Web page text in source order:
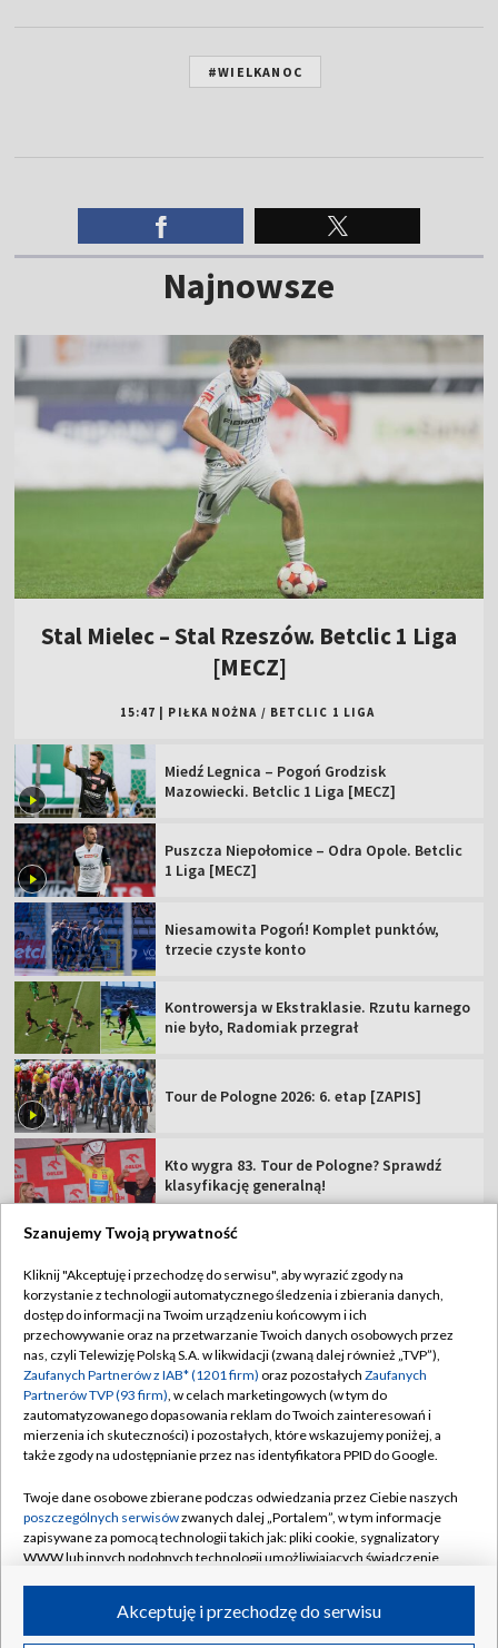
#WIELKANOC
Najnowsze
Stal Mielec – Stal Rzeszów. Betclic 1 Liga
[MECZ]
15:47 PIŁKA NOŻNA / BETCLIC 1 LIGA
Miedź Legnica – Pogoń Grodzisk
Mazowiecki. Betclic 1 Liga [MECZ]
Puszcza Niepołomice – Odra Opole. Betclic
1 Liga [MECZ]
Niesamowita Pogoń! Komplet punktów,
trzecie czyste konto
Kontrowersja w Ekstraklasie. Rzutu karnego
nie było, Radomiak przegrał
Tour de Pologne 2026: 6. etap [ZAPIS]
Kto wygra 83. Tour de Pologne? Sprawdź
klasyfikację generalną!
TVP
Abonament TVP
Sklep TVP
Biuro Reklamy
Oferta Handlowa
Emisja w TVP
Rada Programowa
Ogłoszenia przetargowe
Akademia Telewizyjna
Regulamin TVP
Polityka prywatności
Moje zgody
Biuro reklamy
Kanały
©2026 Telewizja Polska Spółka Akcyjna w likwidacji
Szanujemy Twoją prywatność
Kliknij "Akceptuję i przechodzę do serwisu", aby wyrazić zgody na
korzystanie z technologii automatycznego śledzenia i zbierania danych,
dostęp do informacji na Twoim urządzeniu końcowym i ich
przechowywanie oraz na przetwarzanie Twoich danych osobowych przez
nas, czyli Telewizję Polską S.A. w likwidacji (zwaną dalej również „TVP”),
Zaufanych Partnerów z IAB* (1201 firm) oraz pozostałych Zaufanych
Partnerów TVP (93 firm), w celach marketingowych (w tym do
zautomatyzowanego dopasowania reklam do Twoich zainteresowań i
mierzenia ich skuteczności) i pozostałych, które wskazujemy poniżej, a
także zgody na udostępnianie przez nas identyfikatora PPID do Google.
Twoje dane osobowe zbierane podczas odwiedzania przez Ciebie naszych
poszczególnych serwisówzwanych dalej „Portalem”, w tym informacje
zapisywane za pomocą technologii takich jak: pliki cookie, sygnalizatory
WWW lub innych podobnych technologii umożliwiających świadczenie
ruchu w Internecie.Akceptuję i przechodzę do serwisu